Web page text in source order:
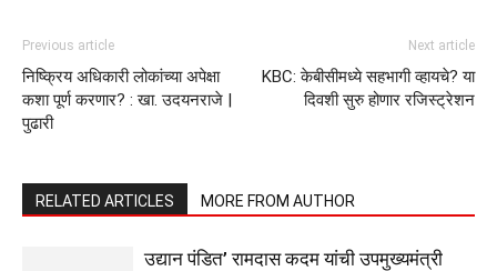
Previous article
निष्क्रिय अधिकारी लोकांच्या अपेक्षा
कशा पूर्ण करणार? : खा. उदयनराजे |
पुढारी
Next article
KBC: केबीसीमध्ये सहभागी व्हायचे? या
दिवशी सुरु होणार रजिस्ट्रेशन
RELATED ARTICLES MORE FROM AUTHOR
उद्यान पंडित’ रामदास कदम यांची उपमुख्यमंत्री